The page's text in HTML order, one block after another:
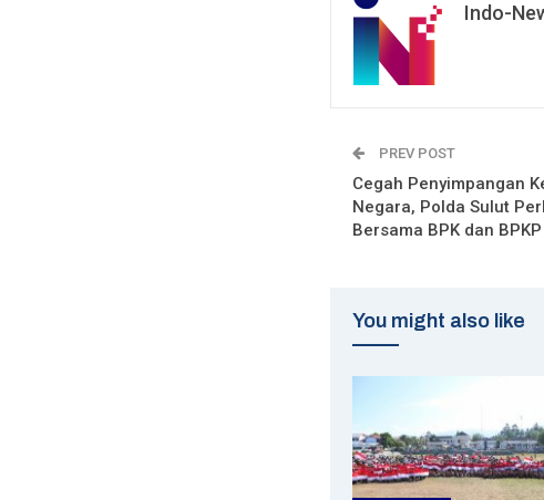
Indo-
PREV POST
Cegah Penyimpangan
Negara, Polda Sulut
Bersama BPK dan BPKP
You might also like